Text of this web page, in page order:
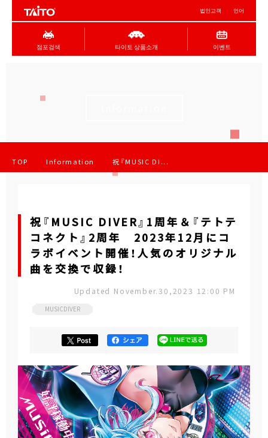
법인고객 언어
점포검색 타이토 상품소개 이벤트
TOP Information 祝『MUSIC DI...
祝『MUSIC DIVER』1周年＆『テトテ
コネクト』2周年 2023年12月にコ
ラボイベント開催！人気のオリジナル
曲を交換で収録！
Updated November.30,2023 12:00 PM
MUSICDIVER